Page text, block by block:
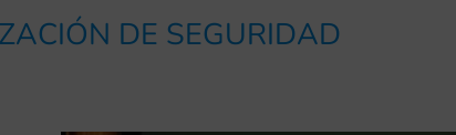
DE SEGURIDAD